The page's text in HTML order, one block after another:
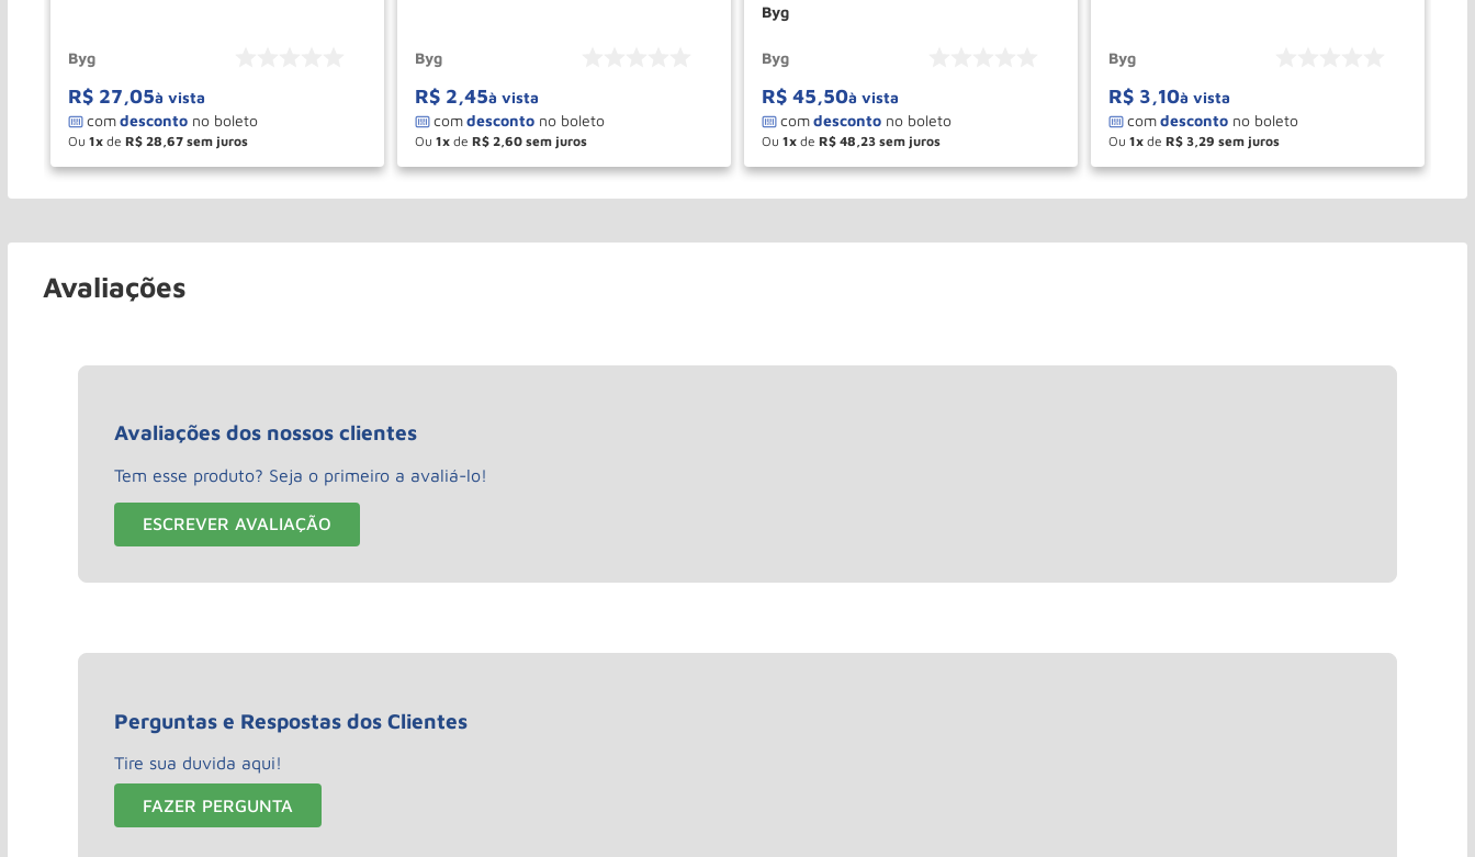
Byg
R$ 27,05à vista
Ou 1 de R$ 28 67
＋
－ COMPRAR
Byg
R$ 2,45à vista
Ou 1 de R$ 2 60
＋
－ COMPRAR
Byg
Byg
R$ 45,50à vista
Ou 1 de R$ 48 23
＋
－ COMPRAR
Byg
R$ 3,10à vista
Ou 1 de R$ 3 29
＋
－ COMPRAR
Avaliações
Avaliações dos nossos clientes
Tem esse produto? Seja o primeiro a avaliá-lo!
ESCREVER AVALIAÇÃO
Perguntas e Respostas dos Clientes
Tire sua duvida aqui!
FAZER PERGUNTA